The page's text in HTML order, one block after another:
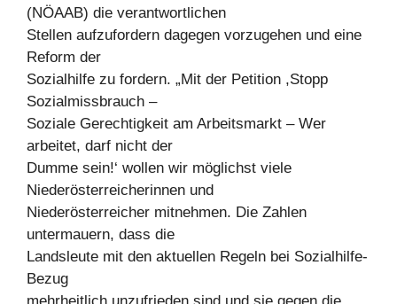
(NÖAAB) die verantwortlichen
Stellen aufzufordern dagegen vorzugehen und eine
Reform der
Sozialhilfe zu fordern. „Mit der Petition ,Stopp
Sozialmissbrauch –
Soziale Gerechtigkeit am Arbeitsmarkt – Wer
arbeitet, darf nicht der
Dumme sein!‘ wollen wir möglichst viele
Niederösterreicherinnen und
Niederösterreicher mitnehmen. Die Zahlen
untermauern, dass die
Landsleute mit den aktuellen Regeln bei Sozialhilfe-
Bezug